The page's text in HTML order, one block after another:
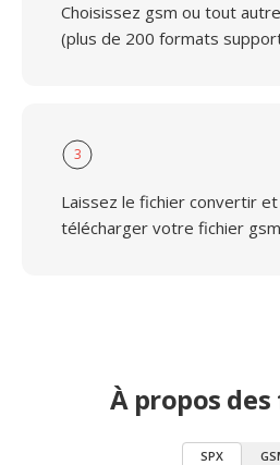
Choisissez gsm ou tout
(plus de 200 formats
3
Laissez le fichier convertir
télécharger votre fichier
À propos
SPX